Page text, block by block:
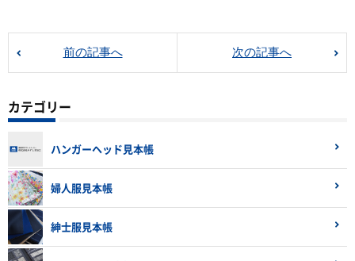
前の記事へ 次の記事へ
カテゴリー
ハンガーヘッド見本帳
婦人服見本帳
紳士服見本帳